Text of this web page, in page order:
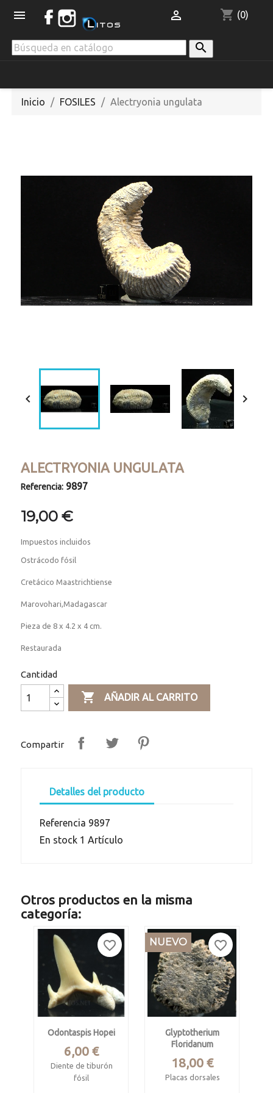
 shopping_cart (0)


Inicio FOSILES Alectryonia ungulata
 
ALECTRYONIA UNGULATA
Referencia: 9897
19,00 €
Impuestos incluidos
Ostrácodo fósil
Cretácico Maastrichtiense
Marovohari,Madagascar
Pieza de 8 x 4.2 x 4 cm.
Restaurada
Cantidad
 AÑADIR AL CARRITO
Compartir
Detalles del producto
Referencia 9897
En stock 1 Artículo
Otros productos en la misma
categoría:
Odontaspis Hopei
Precio
6,00 €
Diente de tiburón
fósil
favorite_border
Glyptotherium
Floridanum
Precio
18,00 €
Placas dorsales
NUEVO favorite_border